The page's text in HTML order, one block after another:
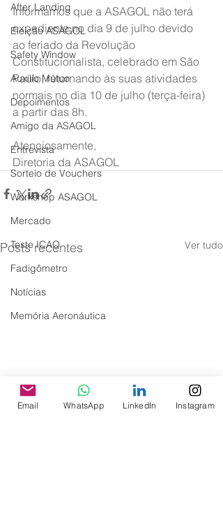
After Landing
Eleição ASAGOL
Safety Window
Auxílio Mútuo
Depoimentos
Amigo da ASAGOL
Entrevista
Sorteio de Vouchers
Workshop ASAGOL
Mercado
Teste ICAO
Fadigômetro
Notícias
Memória Aeronáutica
Informamos que a ASAGOL não terá
expediente no dia 9 de julho devido
ao feriado da Revolução
Constitucionalista, celebrado em São
Paulo, retornando às suas atividades
normais no dia 10 de julho (terça-feira)
a partir das 8h.
Atenciosamente,
Diretoria da ASAGOL
Posts recentes Ver tudo
Email WhatsApp LinkedIn Instagram